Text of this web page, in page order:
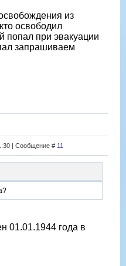
из
освободил
попал при эвакуации
запрашиваем
| Сообщение # 11
01.01.1944 года в